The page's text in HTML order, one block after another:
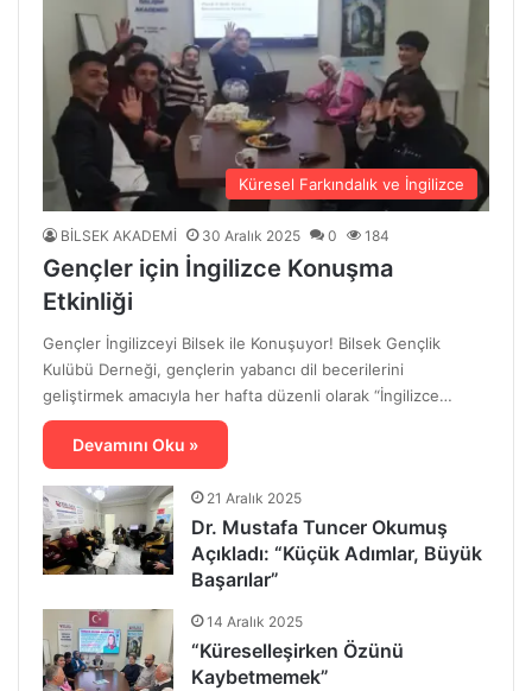
Küresel Farkındalık ve İngilizce
BİLSEK AKADEMİ 30 Aralık 2025 0 184
Gençler için İngilizce Konuşma
Etkinliği
Gençler İngilizceyi Bilsek ile Konuşuyor! Bilsek Gençlik
Kulübü Derneği, gençlerin yabancı dil becerilerini
geliştirmek amacıyla her hafta düzenli olarak “İngilizce…
Devamını Oku »
21 Aralık 2025
Dr. Mustafa Tuncer Okumuş
Açıkladı: “Küçük Adımlar, Büyük
Başarılar”
14 Aralık 2025
“Küreselleşirken Özünü
Kaybetmemek”